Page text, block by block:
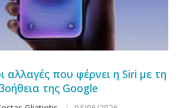
αλλαγές που φέρνει η Siri με τη
της Google